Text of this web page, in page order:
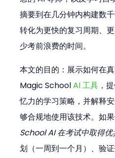
摘要到在几分钟内构建数
转化为更快的复习周期、
少考前浪费的时间。
本文的目的：展示如何在
Magic School AI 工具 ，
忆力的学习策略，并解释
够合规地使用该技术。如
School AI 在考试中取得优
划（一周到一个月）、验